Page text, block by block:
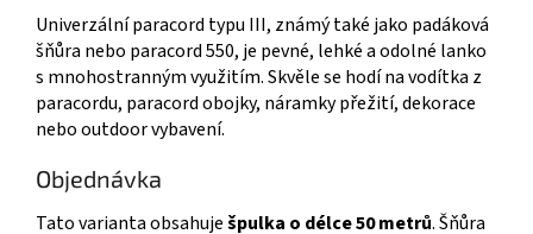
Univerzální paracord typu III, známý také jako padáková
šňůra nebo paracord 550, je pevné, lehké a odolné lanko
s mnohostranným využitím. Skvěle se hodí na vodítka z
paracordu, paracord obojky, náramky přežití, dekorace
nebo outdoor vybavení.
Objednávka
Tato varianta obsahuješpulka o délce 50 metrů. Šňůra